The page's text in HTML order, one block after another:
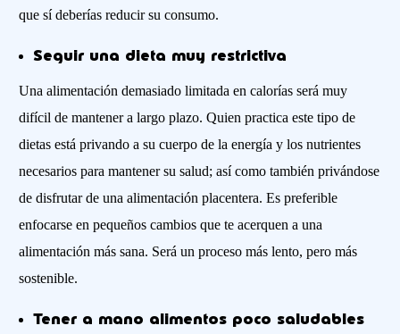
que sí deberías reducir su consumo.
Seguir una dieta muy restrictiva
Una alimentación demasiado limitada en calorías será muy
difícil de mantener a largo plazo. Quien practica este tipo de
dietas está privando a su cuerpo de la energía y los nutrientes
necesarios para mantener su salud; así como también privándose
de disfrutar de una alimentación placentera. Es preferible
enfocarse en pequeños cambios que te acerquen a una
alimentación más sana. Será un proceso más lento, pero más
sostenible.
Tener a mano alimentos poco saludables